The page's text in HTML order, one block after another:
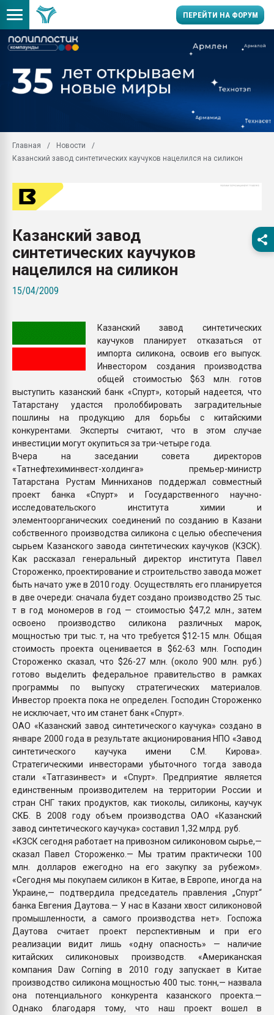
ПЕРЕЙТИ НА ФОРУМ
первый план в
пластмасс
ситуацией на
26.07.2022 "Сибирский
намного дороже
Главная
Новости
Казанский завод синтетических каучуков нацелился на силикон
Казанский завод
синтетических каучуков
нацелился на силикон
15/04/2009
Казанский завод синтетических
каучуков планирует отказаться от
импорта силикона, освоив его выпуск.
Инвестором создания производства
общей стоимостью $63 млн. готов
выступить казанский банк «Спурт», который надеется, что
Татарстану удастся пролоббировать заградительные
пошлины на продукцию для борьбы с китайскими
конкурентами. Эксперты считают, что в этом случае
инвестиции могут окупиться за три-четыре года.
Вчера на заседании совета директоров
«Татнефтехиминвест-холдинга» премьер-министр
Татарстана Рустам Минниханов поддержал совместный
проект банка «Спурт» и Государственного научно-
исследовательского института химии и
элементоорганических соединений по созданию в Казани
собственного производства силикона с целью обеспечения
сырьем Казанского завода синтетических каучуков (КЗСК).
Как рассказал генеральный директор института Павел
Стороженко, проектирование и строительство завода может
быть начато уже в 2010 году. Осуществлять его планируется
в две очереди: сначала будет создано производство 25 тыс.
т в год мономеров в год — стоимостью $47,2 млн., затем
освоено производство силикона различных марок,
мощностью три тыс. т, на что требуется $12-15 млн. Общая
стоимость проекта оценивается в $62-63 млн. Господин
Стороженко сказал, что $26-27 млн. (около 900 млн. руб.)
готово выделить федеральное правительство в рамках
программы по выпуску стратегических материалов.
Инвестор проекта пока не определен. Господин Стороженко
не исключает, что им станет банк «Спурт».
ОАО «Казанский завод синтетического каучука» создано в
январе 2000 года в результате акционирования НПО «Завод
синтетического каучука имени С.М. Кирова».
Стратегическими инвесторами убыточного тогда завода
стали «Татгазинвест» и «Спурт». Предприятие является
единственным производителем на территории России и
стран СНГ таких продуктов, как тиоколы, силиконы, каучук
СКБ. В 2008 году объем производства ОАО «Казанский
завод синтетического каучука» составил 1,32 млрд. руб.
«КЗСК сегодня работает на привозном силиконовом сырье,—
сказал Павел Стороженко.— Мы тратим практически 100
млн. долларов ежегодно на его закупку за рубежом».
«Сегодня мы покупаем силикон в Китае, в Европе, иногда на
Украине,— подтвердила председатель правления „Спурт“
банка Евгения Даутова.— У нас в Казани хвост силиконовой
промышленности, а самого производства нет». Госпожа
Даутова считает проект перспективным и при его
реализации видит лишь «одну опасность» — наличие
китайских силиконовых производств. «Американская
компания Daw Corning в 2010 году запускает в Китае
производство силикона мощностью 400 тыс. тонн,— назвала
она потенциального конкурента казанского проекта.—
Однако благодаря тому, что наш проект вошел в